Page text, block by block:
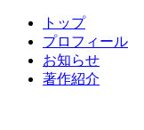
トップ
プロフィール
お知らせ
著作紹介